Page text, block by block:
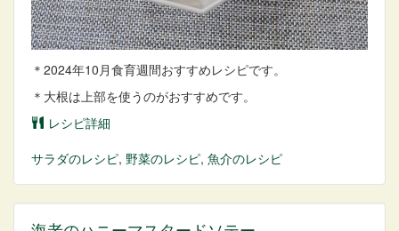
＊2024年10月食育週間おすすめレシピです。
＊大根は上部を使うのがおすすめです。
レシピ詳細
サラダのレシピ, 野菜のレシピ, 魚介のレシピ